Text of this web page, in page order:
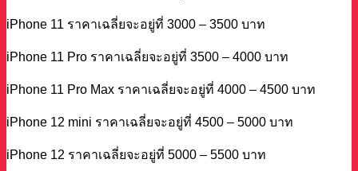
iPhone 11 ราคาเฉลี่ยจะอยู่ที่ 3000 – 3500 บาท
iPhone 11 Pro ราคาเฉลี่ยจะอยู่ที่ 3500 – 4000 บาท
iPhone 11 Pro Max ราคาเฉลี่ยจะอยู่ที่ 4000 – 4500 บาท
iPhone 12 mini ราคาเฉลี่ยจะอยู่ที่ 4500 – 5000 บาท
iPhone 12 ราคาเฉลี่ยจะอยู่ที่ 5000 – 5500 บาท